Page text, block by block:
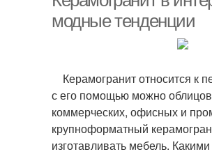
модные тенденции
Керамогранит относится к
с его помощью можно
коммерческих, офисных и
крупноформатный
изготавливать мебель.